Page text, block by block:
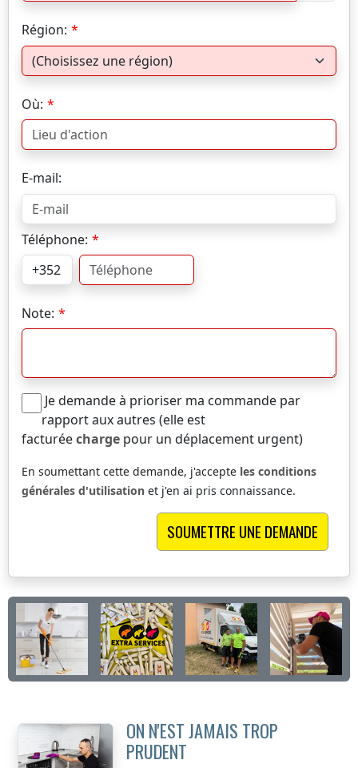
Région:
Où:
E-mail:
Téléphone:
Note:
Je demande à prioriser ma commande par
rapport aux autres (elle est
facturéecharge pour un déplacement urgent)
En soumettant cette demande, j'accepte les conditions
générales d'utilisation et j'en ai pris connaissance.
ON N'EST JAMAIS TROP
PRUDENT